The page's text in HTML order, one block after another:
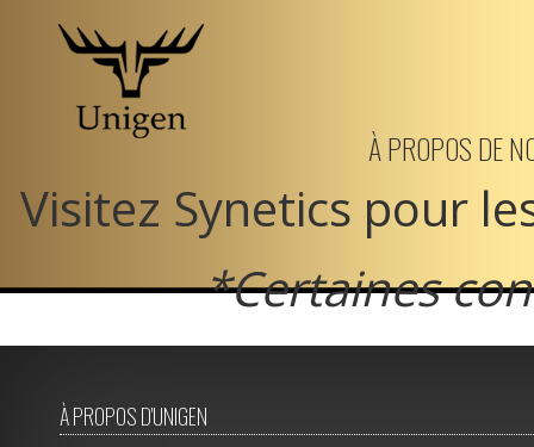
Aller
principal
À PROPOS DE
Visitez Synetics pour
*Certaines
À PROPOS D'UNIGEN